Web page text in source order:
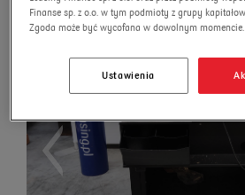
Finanse sp. z o.o. w tym podmioty z grupy
Zgoda może być wycofana w dowolnym momencie.
Ustawienia